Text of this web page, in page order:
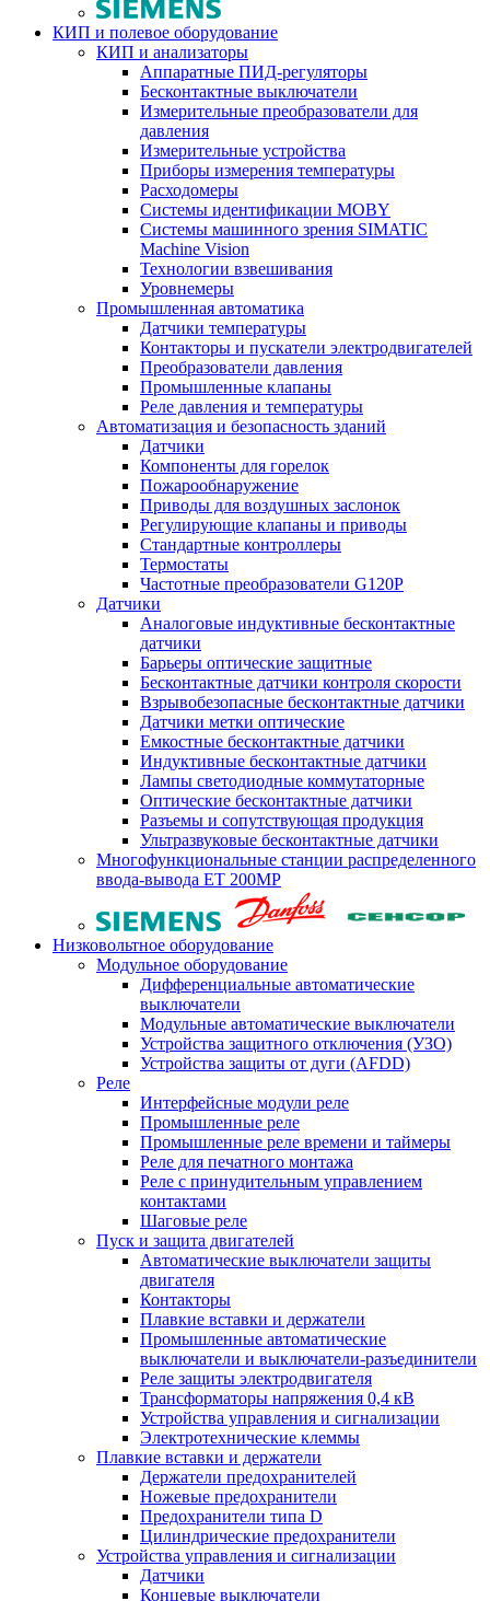
КИП и полевое оборудование
КИП и анализаторы
Аппаратные ПИД-регуляторы
Бесконтактные выключатели
Измерительные преобразователи для
давления
Измерительные устройства
Приборы измерения температуры
Расходомеры
Системы идентификации MOBY
Системы машинного зрения SIMATIC
Machine Vision
Технологии взвешивания
Уровнемеры
Промышленная автоматика
Датчики температуры
Контакторы и пускатели электродвигателей
Преобразователи давления
Промышленные клапаны
Реле давления и температуры
Автоматизация и безопасность зданий
Датчики
Компоненты для горелок
Пожарообнаружение
Приводы для воздушных заслонок
Регулирующие клапаны и приводы
Стандартные контроллеры
Термостаты
Частотные преобразователи G120P
Датчики
Аналоговые индуктивные бесконтактные
датчики
Барьеры оптические защитные
Бесконтактные датчики контроля скорости
Взрывобезопасные бесконтактные датчики
Датчики метки оптические
Емкостные бесконтактные датчики
Индуктивные бесконтактные датчики
Лампы светодиодные коммутаторные
Оптические бесконтактные датчики
Разъемы и сопутствующая продукция
Ультразвуковые бесконтактные датчики
Многофункциональные станции распределенного
ввода-вывода ET 200MP
Низковольтное оборудование
Модульное оборудование
Дифференциальные автоматические
выключатели
Модульные автоматические выключатели
Устройства защитного отключения (УЗО)
Устройства защиты от дуги (AFDD)
Реле
Интерфейсные модули реле
Промышленные реле
Промышленные реле времени и таймеры
Реле для печатного монтажа
Реле с принудительным управлением
контактами
Шаговые реле
Пуск и защита двигателей
Автоматические выключатели защиты
двигателя
Контакторы
Плавкие вставки и держатели
Промышленные автоматические
выключатели и выключатели-разъединители
Реле защиты электродвигателя
Трансформаторы напряжения 0,4 кВ
Устройства управления и сигнализации
Электротехнические клеммы
Плавкие вставки и держатели
Держатели предохранителей
Ножевые предохранители
Предохранители типа D
Цилиндрические предохранители
Устройства управления и сигнализации
Датчики
Концевые выключатели